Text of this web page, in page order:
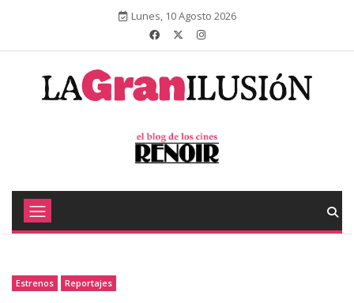
Lunes, 10 Agosto 2026
Estrenos Reportajes